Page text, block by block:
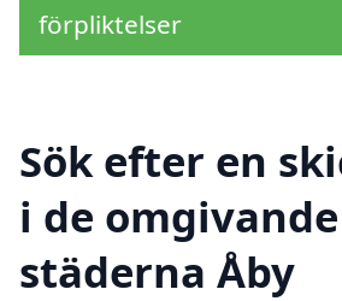
förpliktelser
Sök efter en
i de omgivande
städerna Åby